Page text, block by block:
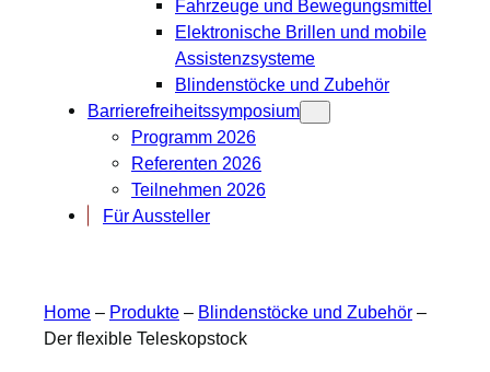
Fahrzeuge und Bewegungsmittel
Elektronische Brillen und mobile
Assistenzsysteme
Blindenstöcke und Zubehör
Barrierefreiheitssymposium
Programm 2026
Referenten 2026
Teilnehmen 2026
Für Aussteller
Home – Produkte – Blindenstöcke und Zubehör –
Der flexible Teleskopstock